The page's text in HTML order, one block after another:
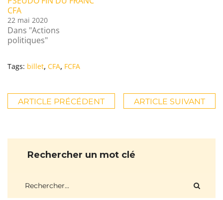
CFA
22 mai 2020
Dans "Actions
politiques"
Tags: billet, CFA, FCFA
ARTICLE PRÉCÉDENT ARTICLE SUIVANT
Rechercher un mot clé